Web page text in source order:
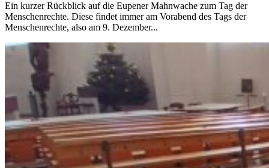
Ein kurzer Rückblick auf die Eupener Mahnwache zum Tag der
Menschenrechte. Diese findet immer am Vorabend des Tags der
Menschenrechte, also am 9. Dezember...